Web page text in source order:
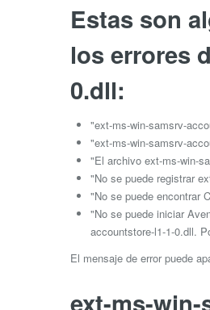
Estas son
los errores
0.dll:
"ext-ms-win-samsrv-
"ext-ms-win-samsrv-
"El archivo ext-ms-win-
"No se puede registrar
"No se puede encontrar
"No se puede iniciar
accountstore-l1-1-0.dll.
El mensaje de error puede
ext-ms-